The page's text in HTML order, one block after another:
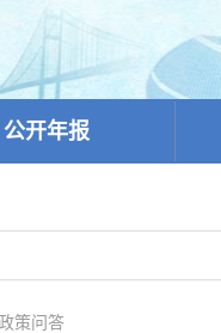
公开年报
策问答